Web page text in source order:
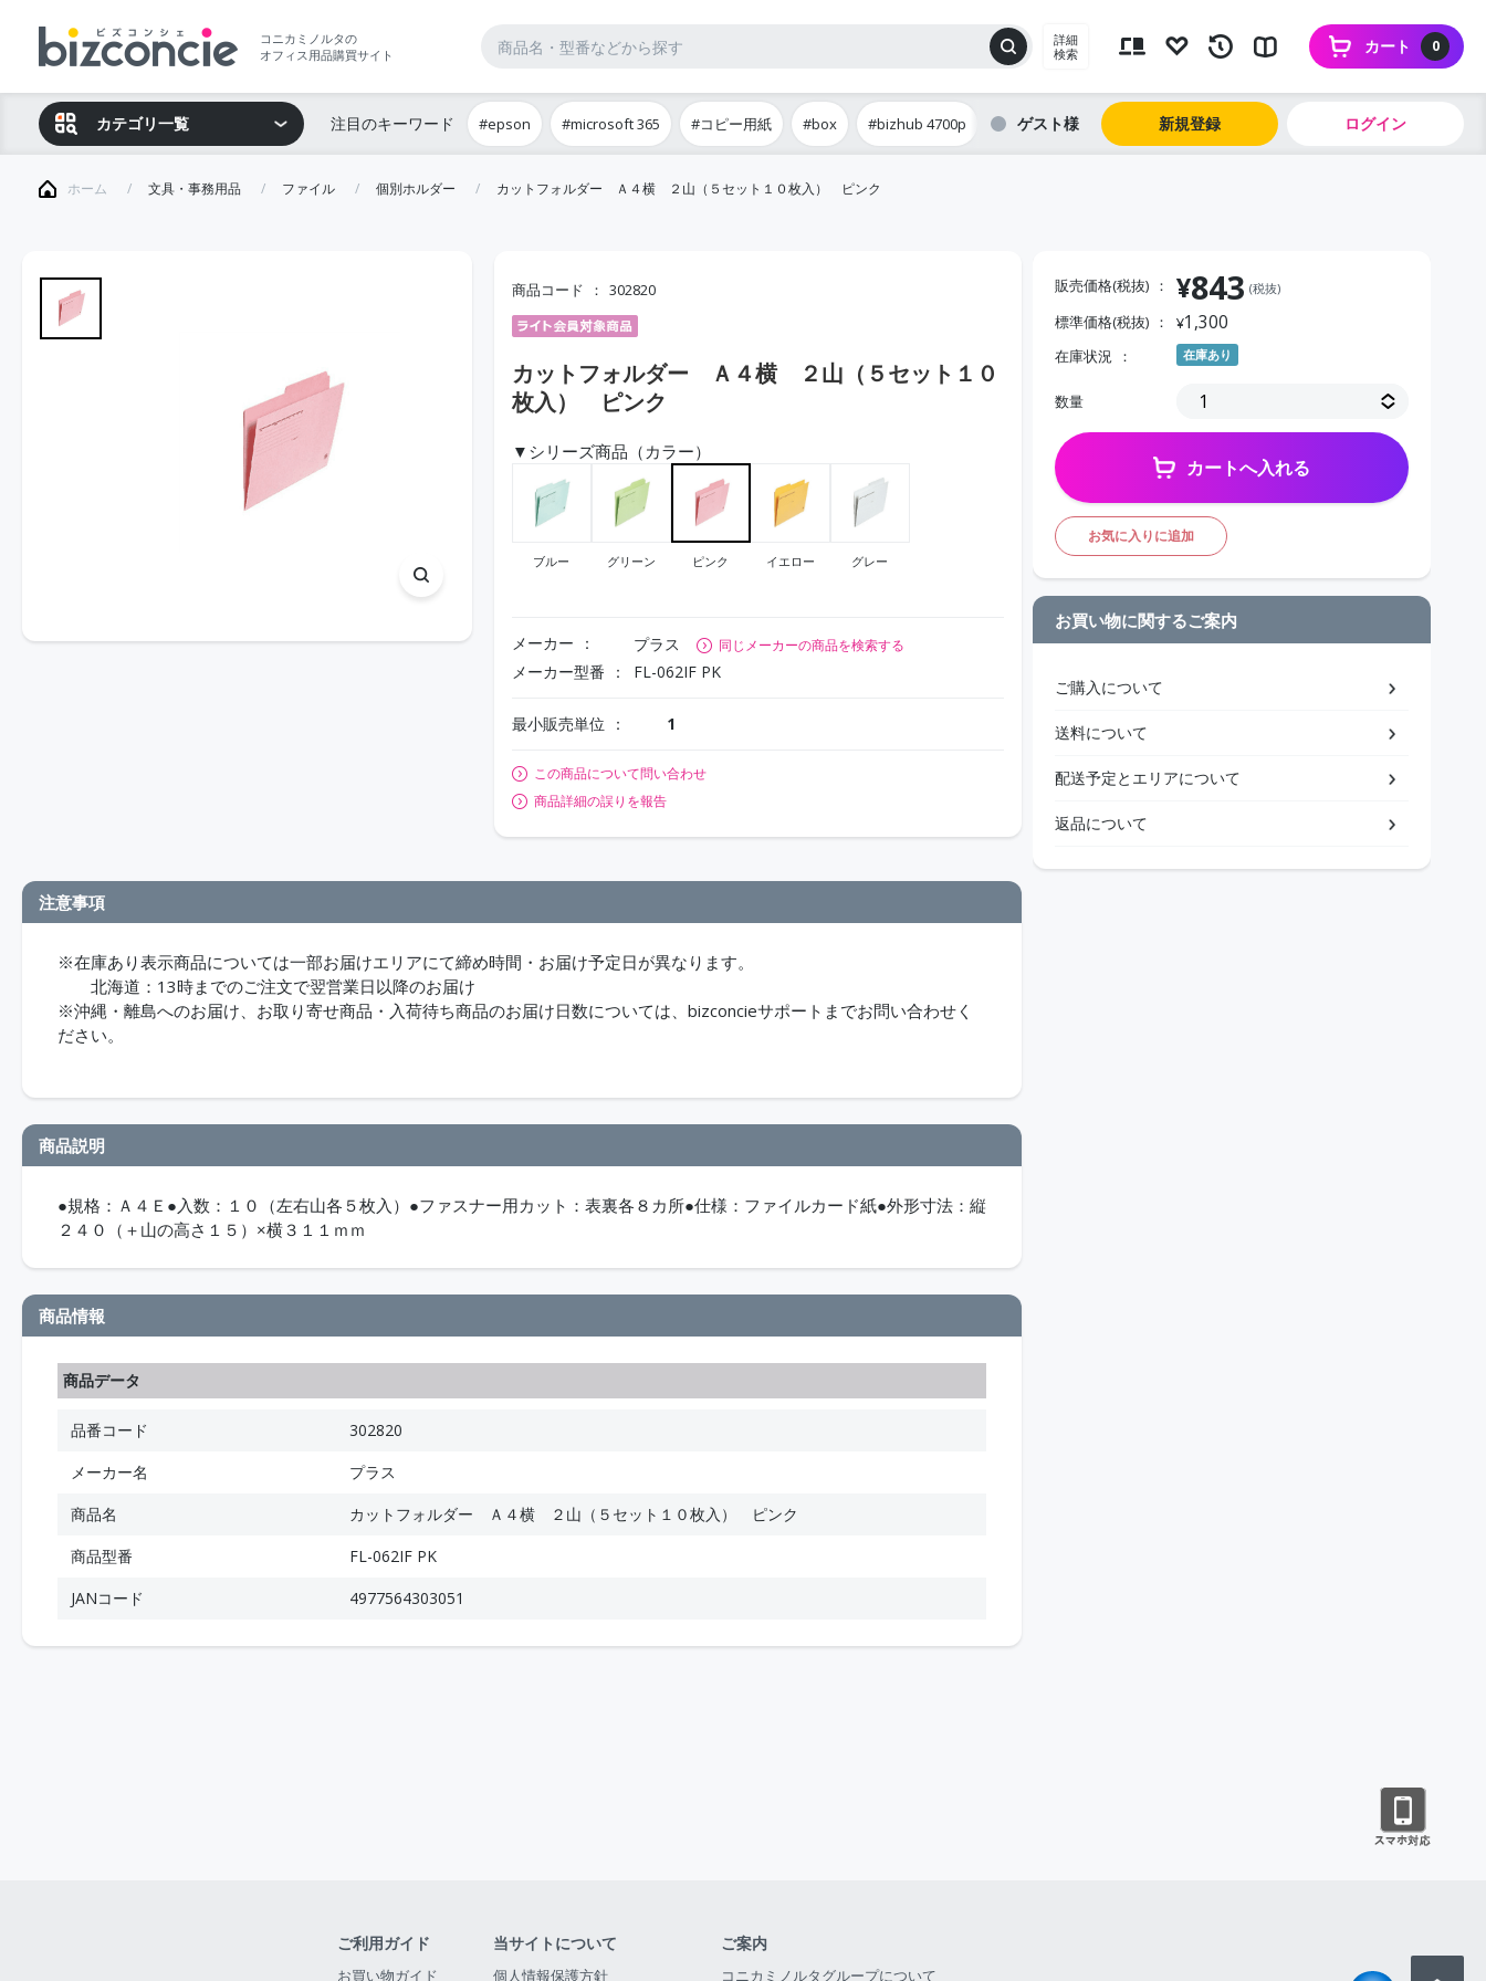
コニカミノルタの
オフィス用品購買サイト
詳細
検索
0
カート
カテゴリ一覧 注目のキーワード #epson #microsoft 365 #コピー用紙 #box #bizhub 4700p ゲスト 新規登録 ログイン
ホーム 文具・事務用品 ファイル 個別ホルダー カットフォルダー Ａ４横 ２山（５セット１０枚入） ピンク
商品コード 302820
カットフォルダー Ａ４横 ２山（５セット１０
枚入） ピンク
▼シリーズ商品（カラー）
ブルー グリーン ピンク イエロー グレー
メーカー プラス 同じメーカーの商品を検索する
メーカー型番 FL-062IF PK
最小販売単位 1
この商品について問い合わせ
商品詳細の誤りを報告
注意事項
※在庫あり表示商品については一部お届けエリアにて締め時間・お届け予定日が異なります。
北海道：13時までのご注文で翌営業日以降のお届け
※沖縄・離島へのお届け、お取り寄せ商品・入荷待ち商品のお届け日数については、bizconcieサポートまでお問い合わせく
ださい。
商品説明
●規格：Ａ４Ｅ●入数：１０（左右山各５枚入）●ファスナー用カット：表裏各８カ所●仕様：ファイルカード紙●外形寸法：縦
２４０（＋山の高さ１５）×横３１１ｍｍ
商品情報
商品データ
品番コード
302820
メーカー名
プラス
商品名
カットフォルダー Ａ４横 ２山（５セット１０枚入） ピンク
商品型番
FL-062IF PK
JANコード
4977564303051
販売価格(税抜) ¥843 (税抜)
標準価格(税抜) ¥1,300
在庫状況 在庫あり
数量
カートへ入れる
お気に入りに追加
お買い物に関するご案内
ご購入について
送料について
配送予定とエリアについて
返品について
ご利用ガイド
お買い物ガイド
当サイトについて
個人情報保護方針
ご案内
コニカミノルタグループについて